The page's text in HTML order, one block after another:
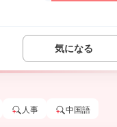
気になる
人事 中国語